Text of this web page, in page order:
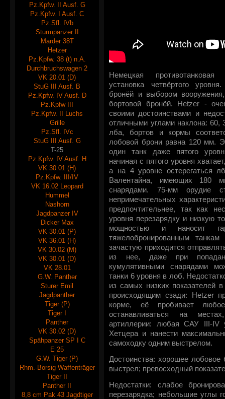
Pz.Kpfw. II Ausf. G
Pz.Kpfw. I Ausf. C
Pz.Sfl. IVb
Sturmpanzer II
Marder 38T
Hetzer
Pz.Kpfw. 38 (t) n.A.
Durchbruchswagen 2
VK 20.01 (D)
StuG III Ausf. B
Pz.Kpfw. IV Ausf. D
Pz.Kpfw III
Pz.Kpfw. II Luchs
Grille
Pz.Sfl. IVc
StuG III Ausf. G
T-25
Pz.Kpfw. IV Ausf. H
VK 30.01 (H)
Pz.Kpfw. III/IV
VK 16.02 Leopard
Hummel
Nashorn
Jagdpanzer IV
Dicker Max
VK 30.01 (P)
VK 36.01 (H)
VK 30.02 (M)
VK 30.01 (D)
VK 28.01
G.W. Panther
Sturer Emil
Jagdpanther
Tiger (P)
Tiger I
Panther
VK 30.02 (D)
Spähpanzer SP I C
E 25
G.W. Tiger (P)
Rhm.-Borsig Waffenträger
Tiger II
Panther II
8,8 cm Pak 43 Jagdtiger
Немецкая противотанковая
установка четвёртого
бронёй и выбором
бортовой бронёй. Hetzer -
своими достоинствами и
отличными углами наклона: 60,
лба, бортов и кормы
лобовой брони равна 120 мм.
один танк даже пятого
начиная с пятого уровня
а на 4 уровне остерегаться
Валентайна, имеющих 180
снарядами. 75-мм орудие
непримечательных
предпочтительнее, так как
уровня перезарядку и низкую
мощностью и наносит
тяжелобронированным
зачастую приходится
из нее, даже при
кумулятивными снарядами
танки 6 уровня в лоб.
из самых низких показателей
происходящим сзади: Hetzer
корме, её пробивает
останавливаться на
артиллерии: любая САУ III-IV
Хетцера и нанести
самоходку одним выстрелом.
Достоинства: хорошее лобовое
выстрел; превосходный
Недостатки: слабое
перезарядка; небольшие углы